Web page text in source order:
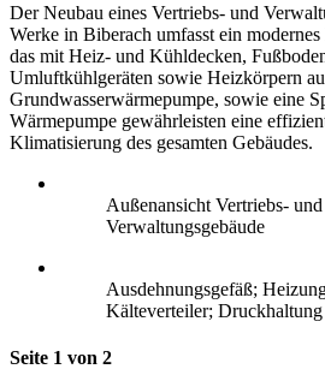
Der Neubau eines Vertriebs- und
Werke in Biberach umfasst ein
das mit Heiz- und Kühldecken,
Umluftkühlgeräten sowie Heizkörpern
Grundwasserwärmepumpe, sowie eine
Wärmepumpe gewährleisten eine
Klimatisierung des gesamten Gebäudes.
Außenansicht Vertriebs- und
Verwaltungsgebäude
Ausdehnungsgefäß;
Kälteverteiler; Druckhaltung
Seite 1 von 2